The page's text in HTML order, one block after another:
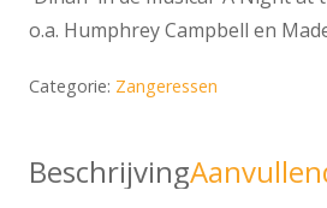
o.a. Humphrey Campbell en
Categorie: Zangeressen
Beschrijving